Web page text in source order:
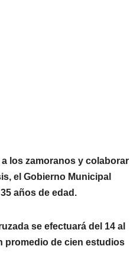
los zamoranos y colaborar
el Gobierno Municipal
años de edad.
se efectuará del 14 al
promedio de cien estudios